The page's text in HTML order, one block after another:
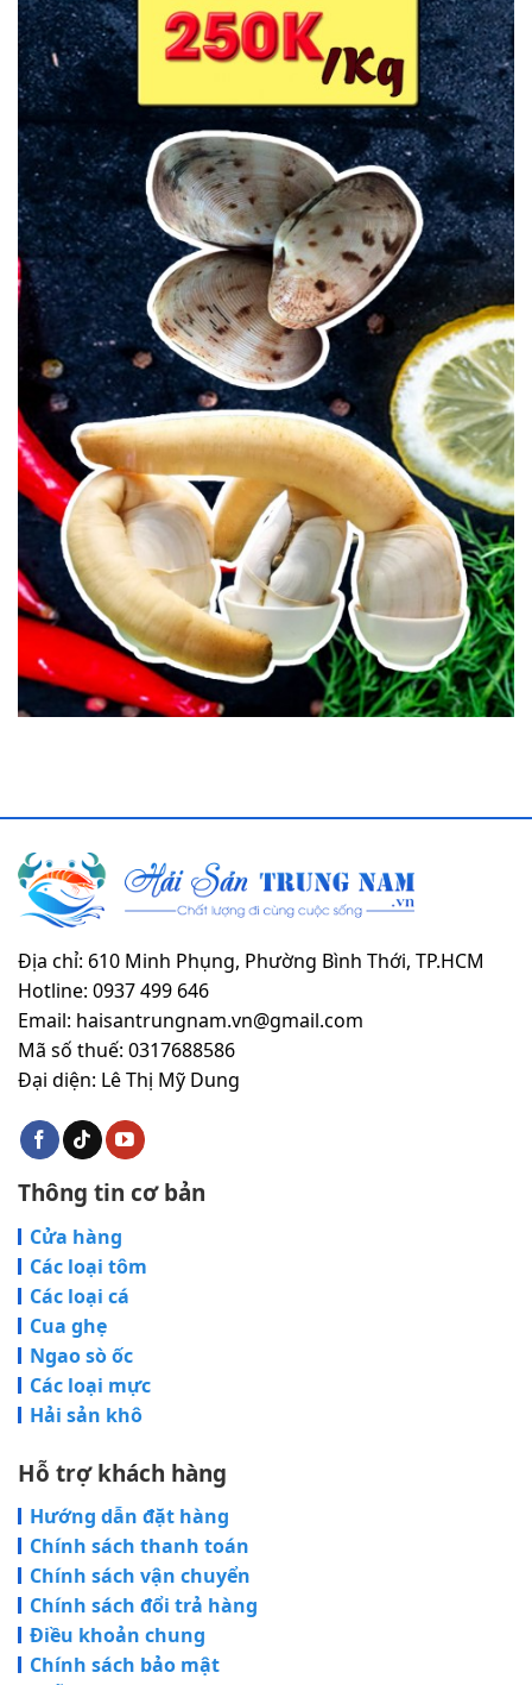
Địa chỉ: 610 Minh Phụng, Phường Bình Thới, TP.HCM
Hotline: 0937 499 646
Email: haisantrungnam.vn@gmail.com
Mã số thuế: 0317688586
Đại diện: Lê Thị Mỹ Dung
Thông tin cơ bản
Cửa hàng
Các loại tôm
Các loại cá
Cua ghẹ
Ngao sò ốc
Các loại mực
Hải sản khô
Hỗ trợ khách hàng
Hướng dẫn đặt hàng
Chính sách thanh toán
Chính sách vận chuyển
Chính sách đổi trả hàng
Điều khoản chung
Chính sách bảo mật